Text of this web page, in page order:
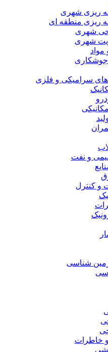
ریزی شهری
ریزی منطقه ای
شهری
شهری
مواد
سرامیکی و فلزی
و نفت
و کنترل
شناسی
و خاطرات